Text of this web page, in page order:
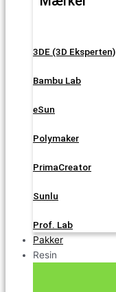
3DE (3D Eksperten)
Bambu Lab
eSun
Polymaker
PrimaCreator
Sunlu
Prof. Lab
Pakker
Resin